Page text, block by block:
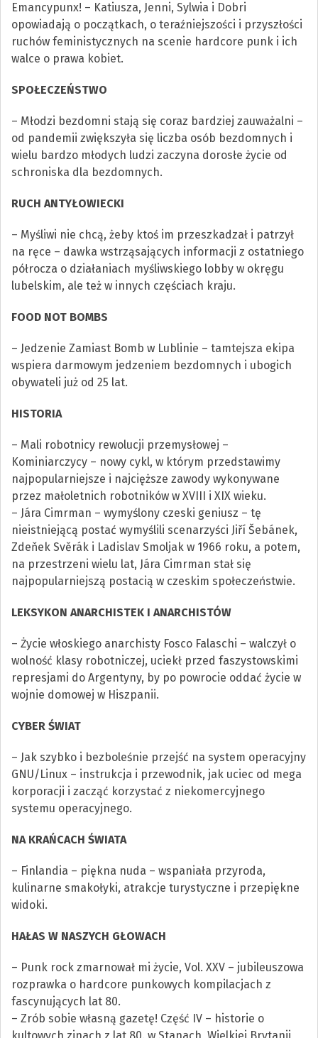
Emancypunx! – Katiusza, Jenni, Sylwia i Dobri
opowiadają o początkach, o teraźniejszości i przyszłości
ruchów feministycznych na scenie hardcore punk i ich
walce o prawa kobiet.
SPOŁECZEŃSTWO
– Młodzi bezdomni stają się coraz bardziej zauważalni –
od pandemii zwiększyła się liczba osób bezdomnych i
wielu bardzo młodych ludzi zaczyna dorosłe życie od
schroniska dla bezdomnych.
RUCH ANTYŁOWIECKI
– Myśliwi nie chcą, żeby ktoś im przeszkadzał i patrzył
na ręce – dawka wstrząsających informacji z ostatniego
półrocza o działaniach myśliwskiego lobby w okręgu
lubelskim, ale też w innych częściach kraju.
FOOD NOT BOMBS
– Jedzenie Zamiast Bomb w Lublinie – tamtejsza ekipa
wspiera darmowym jedzeniem bezdomnych i ubogich
obywateli już od 25 lat.
HISTORIA
– Mali robotnicy rewolucji przemysłowej –
Kominiarczycy – nowy cykl, w którym przedstawimy
najpopularniejsze i najcięższe zawody wykonywane
przez małoletnich robotników w XVIII i XIX wieku.
– Jára Cimrman – wymyślony czeski geniusz – tę
nieistniejącą postać wymyślili scenarzyści Jiří Šebánek,
Zdeňek Svĕrák i Ladislav Smoljak w 1966 roku, a potem,
na przestrzeni wielu lat, Jára Cimrman stał się
najpopularniejszą postacią w czeskim społeczeństwie.
LEKSYKON ANARCHISTEK I ANARCHISTÓW
– Życie włoskiego anarchisty Fosco Falaschi – walczył o
wolność klasy robotniczej, uciekł przed faszystowskimi
represjami do Argentyny, by po powrocie oddać życie w
wojnie domowej w Hiszpanii.
CYBER ŚWIAT
– Jak szybko i bezboleśnie przejść na system operacyjny
GNU/Linux – instrukcja i przewodnik, jak uciec od mega
korporacji i zacząć korzystać z niekomercyjnego
systemu operacyjnego.
NA KRAŃCACH ŚWIATA
– Finlandia – piękna nuda – wspaniała przyroda,
kulinarne smakołyki, atrakcje turystyczne i przepiękne
widoki.
HAŁAS W NASZYCH GŁOWACH
– Punk rock zmarnował mi życie, Vol. XXV – jubileuszowa
rozprawka o hardcore punkowych kompilacjach z
fascynujących lat 80.
– Zrób sobie własną gazetę! Część IV – historie o